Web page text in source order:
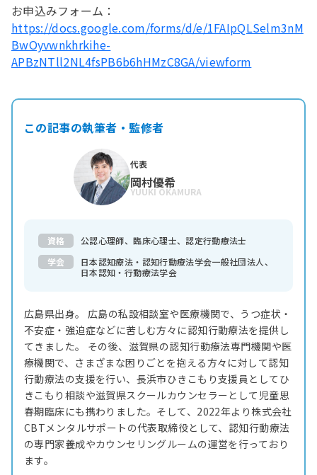
お申込みフォーム：
https://docs.google.com/forms/d/e/1FAIpQLSelm3nM
BwOyvwnkhrkihe-
APBzNTll2NL4fsPB6b6hHMzC8GA/viewform
この記事の執筆者・監修者
代表
岡村優希
YUUKI OKAMURA
資格
公認心理師、臨床心理士、認定行動療法士
学会
日本認知療法・認知行動療法学会一般社団法人、
日本認知・行動療法学会
広島県出身。 広島の私設相談室や医療機関で、うつ症状・
不安症・強迫症などに苦しむ方々に認知行動療法を提供し
てきました。 その後、滋賀県の認知行動療法専門機関や医
療機関で、さまざまな困りごとを抱える方々に対して認知
行動療法の支援を行い、長浜市ひきこもり支援員としてひ
きこもり相談や滋賀県スクールカウンセラーとして児童思
春期臨床にも携わりました。そして、2022年より株式会社
CBTメンタルサポートの代表取締役として、認知行動療法
の専門家養成やカウンセリングルームの運営を行っており
ます。